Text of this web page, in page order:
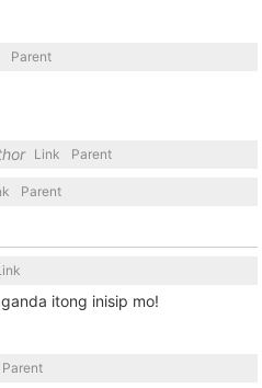
Parent
Link Parent
Parent
itong inisip mo!
Parent